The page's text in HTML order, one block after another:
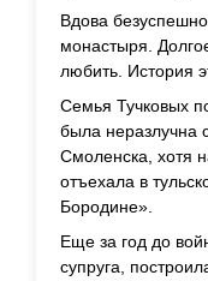
Вдова
монастыря.
любить. История
Семья Тучковых
была неразлучна
Смоленска, хотя
отъехала в
Бородине».
Еще за год до
супруга,